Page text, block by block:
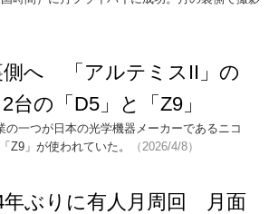
側へ 「アルテミスII」の
の「D5」と「Z9」
一つが日本の光学機器メーカーであるニコ
Z9」が使われていた。
（2026/4/8）
年ぶりに有人月周回 月面